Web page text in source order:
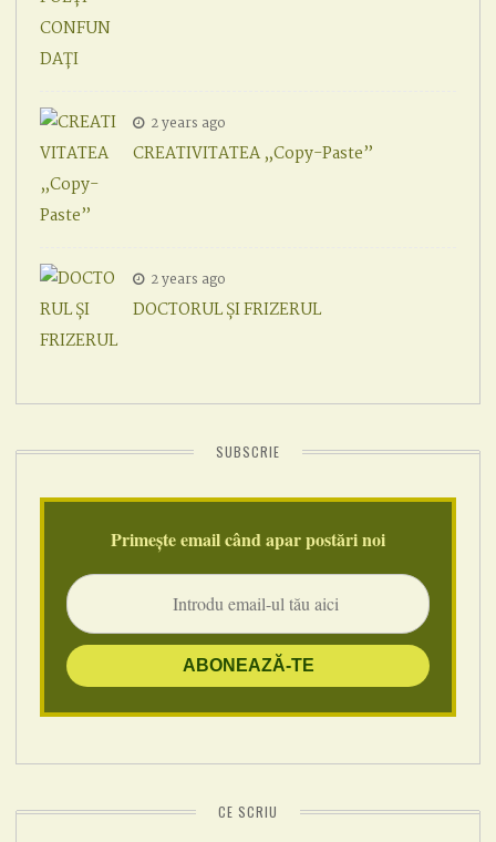
2 years ago
CREATIVITATEA „Copy-Paste”
2 years ago
DOCTORUL ȘI FRIZERUL
SUBSCRIE
Primește email când apar postări noi
CE SCRIU